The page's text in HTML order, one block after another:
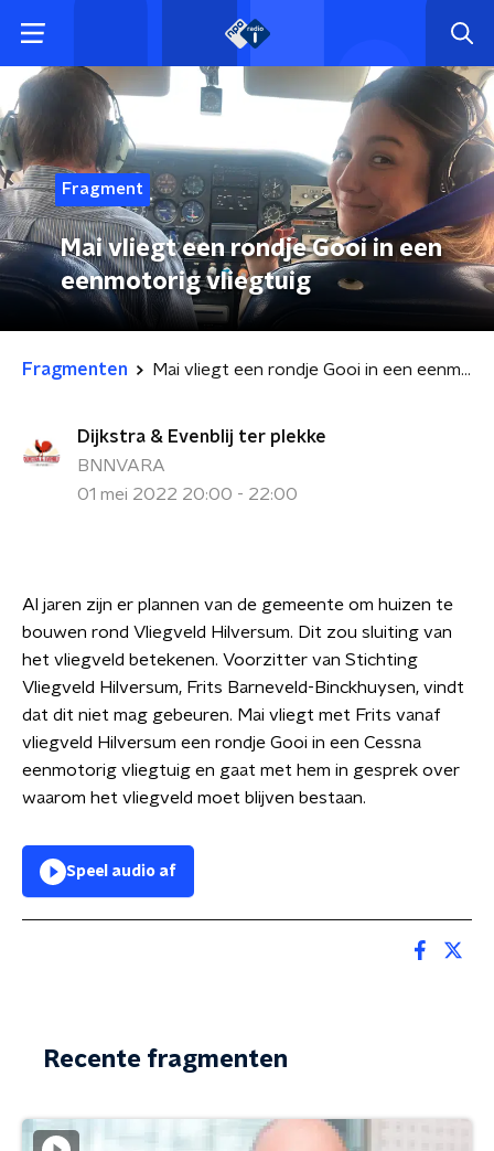
Fragment
Mai vliegt een rondje Gooi in een
eenmotorig vliegtuig
Fragmenten Mai vliegt een rondje Gooi in een eenmotorig vliegtuig
Dijkstra & Evenblij ter plekke
BNNVARA
01 mei 2022 20:00 - 22:00
Al jaren zijn er plannen van de gemeente om huizen te
bouwen rond Vliegveld Hilversum. Dit zou sluiting van
het vliegveld betekenen. Voorzitter van Stichting
Vliegveld Hilversum, Frits Barneveld-Binckhuysen, vindt
dat dit niet mag gebeuren. Mai vliegt met Frits vanaf
vliegveld Hilversum een rondje Gooi in een Cessna
eenmotorig vliegtuig en gaat met hem in gesprek over
waarom het vliegveld moet blijven bestaan.
Speel audio af
Recente fragmenten